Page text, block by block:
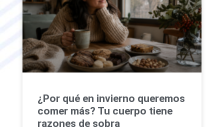
¿Por qué en invierno queremos
comer más? Tu cuerpo tiene
razones de sobra